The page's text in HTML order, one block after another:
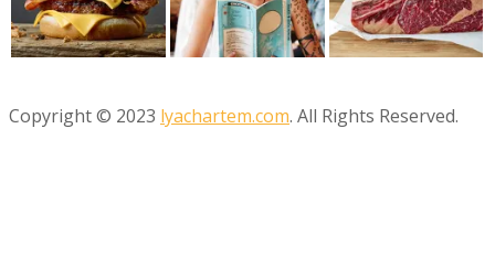
Copyright © 2023 lyachartem.com. All Rights Reserved.